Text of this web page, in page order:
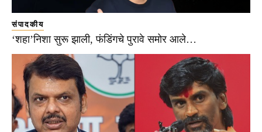
संपादकीय
‘शहा’निशा सुरू झाली, फंडिंगचे पुरावे समोर आले…